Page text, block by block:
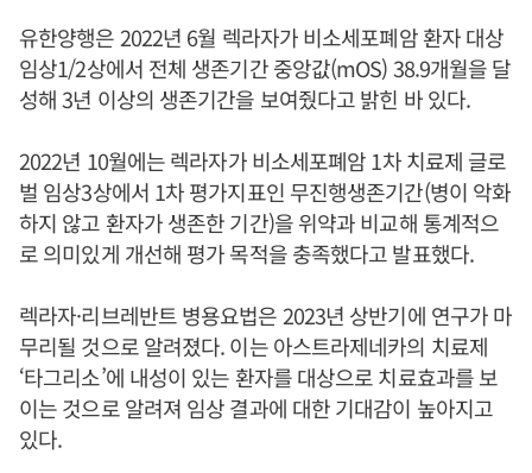
유한양행은 2022년 6월 렉라자가 비소세포폐암 환자 대상
임상1/2상에서 전체 생존기간 중앙값(mOS) 38.9개월을 달
성해 3년 이상의 생존기간을 보여줬다고 밝힌 바 있다.
2022년 10월에는 렉라자가 비소세포폐암 1차 치료제 글로
벌 임상3상에서 1차 평가지표인 무진행생존기간(병이 악화
하지 않고 환자가 생존한 기간)을 위약과 비교해 통계적으
로 의미있게 개선해 평가 목적을 충족했다고 발표했다.
렉라자·리브레반트 병용요법은 2023년 상반기에 연구가 마
무리될 것으로 알려졌다. 이는 아스트라제네카의 치료제
‘타그리소’에 내성이 있는 환자를 대상으로 치료효과를 보
이는 것으로 알려져 임상 결과에 대한 기대감이 높아지고
있다.